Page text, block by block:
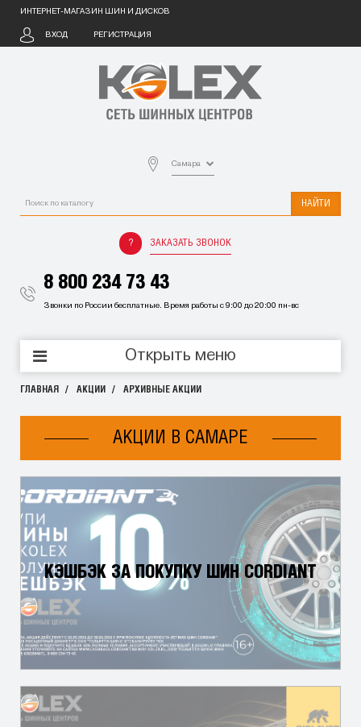
ИНТЕРНЕТ-МАГАЗИН ШИН И ДИСКОВ
ВХОД РЕГИСТРАЦИЯ
Самара
НАЙТИ
ЗАКАЗАТЬ ЗВОНОК
8 800 234 73 43
Звонки по России бесплатные. Время работы с 9:00 до 20:00 пн-вс
Открыть меню
ГЛАВНАЯ АКЦИИ АРХИВНЫЕ АКЦИИ
АКЦИИ В САМАРЕ
КЭШБЭК ЗА ПОКУПКУ ШИН CORDIANT